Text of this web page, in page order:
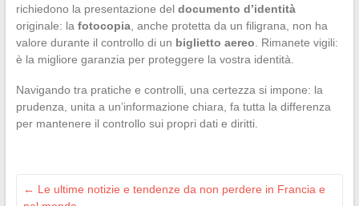
richiedono la presentazione del documento d’identità
originale: la fotocopia, anche protetta da un filigrana, non ha
valore durante il controllo di un biglietto aereo . Rimanete vigili:
è la migliore garanzia per proteggere la vostra identità.
Navigando tra pratiche e controlli, una certezza si impone: la
prudenza, unita a un’informazione chiara, fa tutta la differenza
per mantenere il controllo sui propri dati e diritti.
← Le ultime notizie e tendenze da non perdere in Francia e